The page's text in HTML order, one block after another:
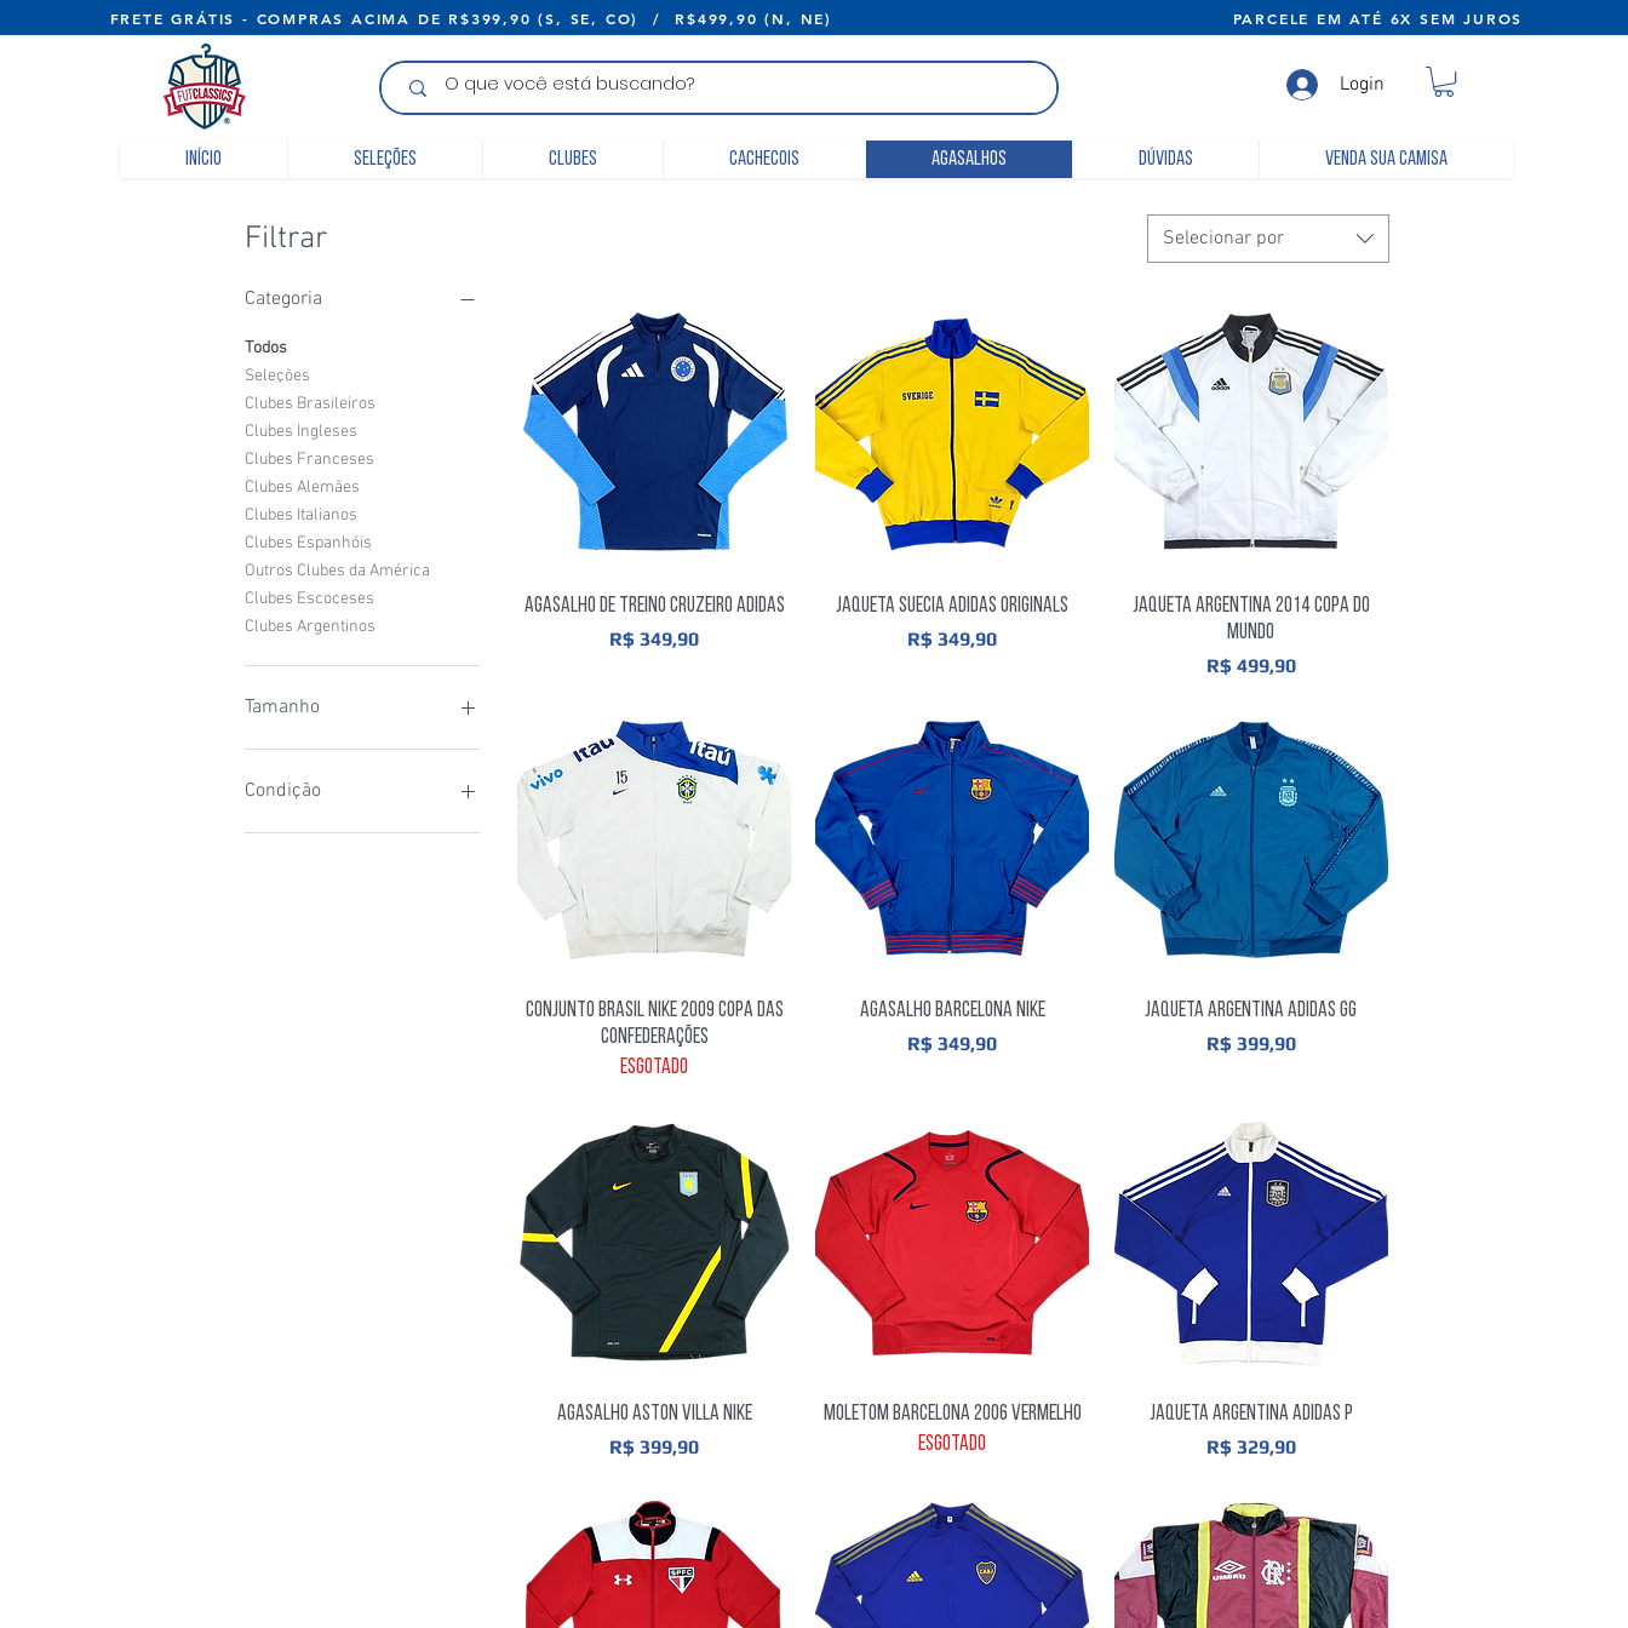
FRETE GRÁTIS - COMPRAS ACIMA DE R$399,90 (S, SE, CO) / R$499,90 (N, NE) PARCELE EM ATÉ 6X SEM JUROS
Login
Início Seleções Clubes Cachecois Agasalhos Dúvidas Venda sua camisa
Filtrar
Categoria
Todos
Seleções
Clubes Brasileiros
Clubes Ingleses
Clubes Franceses
Clubes Alemães
Clubes Italianos
Clubes Espanhóis
Outros Clubes da América
Clubes Escoceses
Clubes Argentinos
Tamanho
4G (3XL)
G (L)
GGG (XXL)
Condição
Usada
Selecionar por
Visualização rápida
Agasalho De Treino Cruzeiro Adidas
Preço
R$ 349,90
Visualização rápida
Jaqueta Suecia Adidas Originals
Preço
R$ 349,90
Visualização rápida
Jaqueta Argentina 2014 Copa do
Mundo
Preço
R$ 499,90
Visualização rápida
Conjunto Brasil Nike 2009 Copa das
confederações
Esgotado
Visualização rápida
Agasalho Barcelona Nike
Preço
R$ 349,90
Visualização rápida
Jaqueta Argentina Adidas GG
Preço
R$ 399,90
Visualização rápida
Agasalho Aston Villa Nike
Preço
R$ 399,90
Visualização rápida
Moletom Barcelona 2006 Vermelho
Esgotado
Visualização rápida
Jaqueta Argentina Adidas P
Preço
R$ 329,90